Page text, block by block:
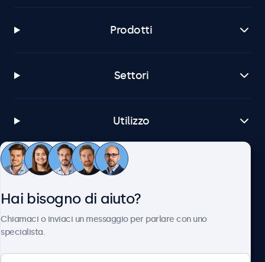
Prodotti
Settori
Utilizzo
Servizio Clienti
Hai bisogno di aiuto?
Chiamaci o inviaci un messaggio per parlare con uno
specialista.